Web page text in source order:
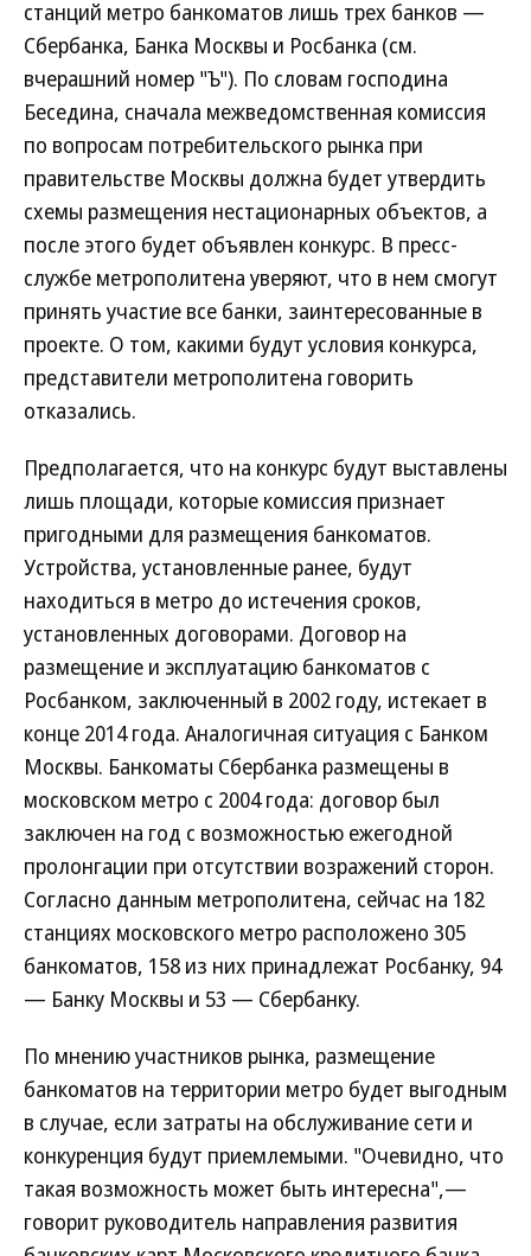
станций метро банкоматов лишь трех банков —
Сбербанка, Банка Москвы и Росбанка (см.
вчерашний номер "Ъ"). По словам господина
Беседина, сначала межведомственная комиссия
по вопросам потребительского рынка при
правительстве Москвы должна будет утвердить
схемы размещения нестационарных объектов, а
после этого будет объявлен конкурс. В пресс-
службе метрополитена уверяют, что в нем смогут
принять участие все банки, заинтересованные в
проекте. О том, какими будут условия конкурса,
представители метрополитена говорить
отказались.
Предполагается, что на конкурс будут выставлены
лишь площади, которые комиссия признает
пригодными для размещения банкоматов.
Устройства, установленные ранее, будут
находиться в метро до истечения сроков,
установленных договорами. Договор на
размещение и эксплуатацию банкоматов с
Росбанком, заключенный в 2002 году, истекает в
конце 2014 года. Аналогичная ситуация с Банком
Москвы. Банкоматы Сбербанка размещены в
московском метро с 2004 года: договор был
заключен на год с возможностью ежегодной
пролонгации при отсутствии возражений сторон.
Согласно данным метрополитена, сейчас на 182
станциях московского метро расположено 305
банкоматов, 158 из них принадлежат Росбанку, 94
— Банку Москвы и 53 — Сбербанку.
По мнению участников рынка, размещение
банкоматов на территории метро будет выгодным
в случае, если затраты на обслуживание сети и
конкуренция будут приемлемыми. "Очевидно, что
такая возможность может быть интересна",—
говорит руководитель направления развития